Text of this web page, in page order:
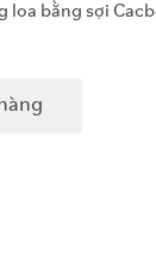
loa bằng sợi